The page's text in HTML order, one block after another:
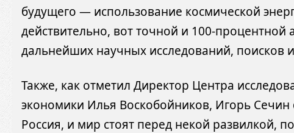
будущего — использование космической
действительно, вот точной и 100-процентной
дальнейших научных исследований, поисков
Также, как отметил Директор Центра
экономики Илья Воскобойников, Игорь
Россия, и мир стоят перед некой развилкой,